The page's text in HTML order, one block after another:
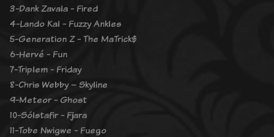
3-Dank Zavala - Fired
4-Lando Kal - Fuzzy Ankles
5-Generation Z - The MaTrick$
6-Hervé - Fun
7-Triplem - Friday
8-Chris Webby – Skyline
9-Meteor - Ghost
10-Sólstafir - Fjara
11-Tobe Nwigwe - Fuego